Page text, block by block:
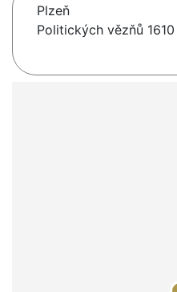
Plzeň
Politických vězňů 1610